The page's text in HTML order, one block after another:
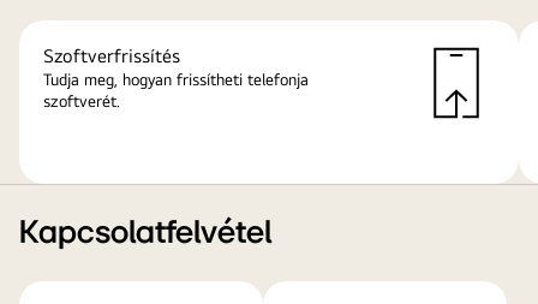
Szoftverfrissítés
Tudja meg, hogyan frissítheti telefonja
szoftverét.
Kapcsolatfelvétel